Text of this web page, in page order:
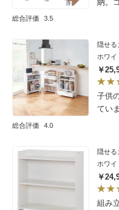
系の
総合評価 3.5
納。
便利
総合評価 4.0
ホワイ
￥
子供
てい
小物
ンタ
状態
で完
た。
隠せる
ホワイ
￥
組み